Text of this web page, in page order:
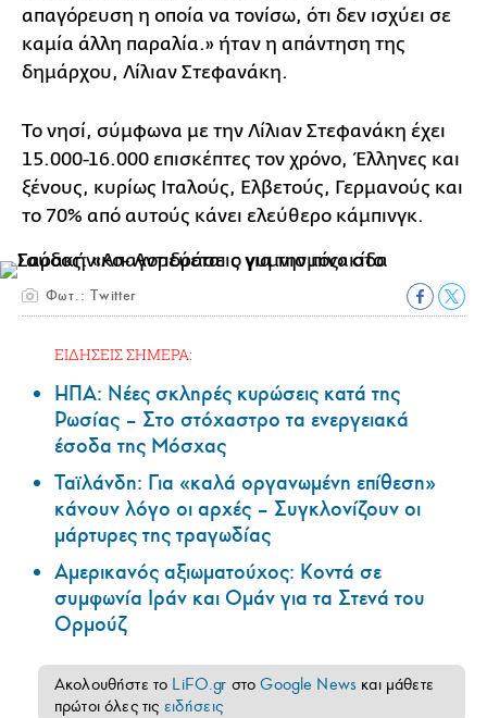
απαγόρευση η οποία να τονίσω, ότι δεν ισχύει σε
καμία άλλη παραλία.» ήταν η απάντηση της
δημάρχου, Λίλιαν Στεφανάκη.
Το νησί, σύμφωνα με την Λίλιαν Στεφανάκη έχει
15.000-16.000 επισκέπτες τον χρόνο, Έλληνες και
ξένους, κυρίως Ιταλούς, Ελβετούς, Γερμανούς και
το 70% από αυτούς κάνει ελεύθερο κάμπινγκ.
Φωτ.: Twitter
ΕΙΔΗΣΕΙΣ ΣΗΜΕΡΑ:
ΗΠΑ: Nέες σκληρές κυρώσεις κατά της
Ρωσίας – Στο στόχαστρο τα ενεργειακά
έσοδα της Μόσχας
Ταϊλάνδη: Για «καλά οργανωμένη επίθεση»
κάνουν λόγο οι αρχές – Συγκλονίζουν οι
μάρτυρες της τραγωδίας
Αμερικανός αξιωματούχος: Κοντά σε
συμφωνία Ιράν και Ομάν για τα Στενά του
Ορμούζ
Ακολουθήστε το LiFO.gr στοGoogle News και μάθετε
πρώτοι όλες τις ειδήσεις